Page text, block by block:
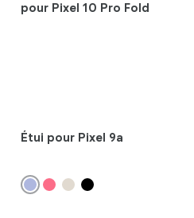
pour Pixel 10 Pro Fold
Étui pour Pixel 9a